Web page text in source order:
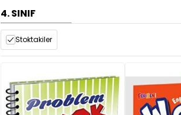
4. SINIF
Stoktakiler